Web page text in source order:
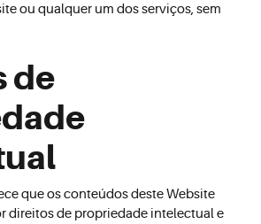
ou qualquer um dos serviços, sem
de
que os conteúdos deste Website
direitos de propriedade intelectual e